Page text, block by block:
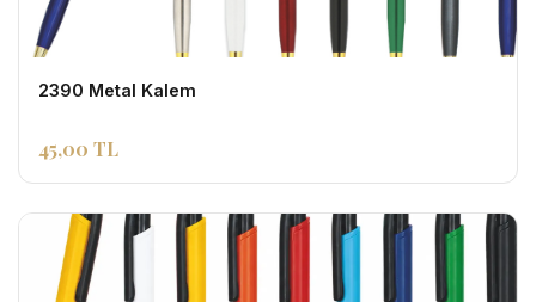
2390 Metal Kalem
45,00 TL